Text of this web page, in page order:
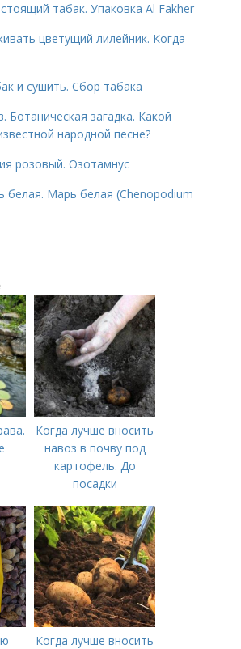
табак. Упаковка Al Fakher
цветущий лилейник. Когда
и сушить. Сбор табака
Ботаническая загадка. Какой
народной песне?
розовый. Озотамнус
Марь белая (Chenopodium
Когда лучше вносить
навоз в почву под
картофель. До
посадки
Когда лучше вносить